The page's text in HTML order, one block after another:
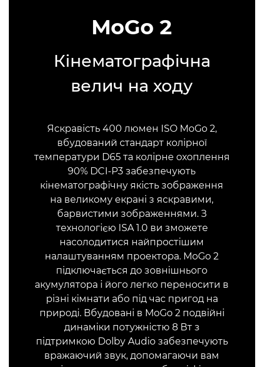
MoGo 2
Кінематографічна
велич на ходу
Яскравість 400 люмен ISO MoGo 2,
вбудований стандарт колірної
температури D65 та колірне охоплення
90% DCI-P3 забезпечують
кінематографічну якість зображення
на великому екрані з яскравими,
барвистими зображеннями. З
технологією ISA 1.0 ви зможете
насолодитися найпростішим
налаштуванням проектора. MoGo 2
підключається до зовнішнього
акумулятора і його легко переносити в
різні кімнати або під час пригод на
природі. Вбудовані в MoGo 2 подвійні
динаміки потужністю 8 Вт з
підтримкою Dolby Audio забезпечують
вражаючий звук, допомагаючи вам